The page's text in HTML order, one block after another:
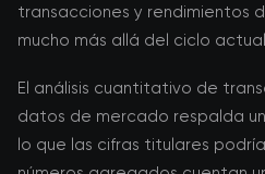
transacciones y rendimientos
mucho más allá del ciclo
El análisis cuantitativo de
datos de mercado respalda
lo que las cifras titulares